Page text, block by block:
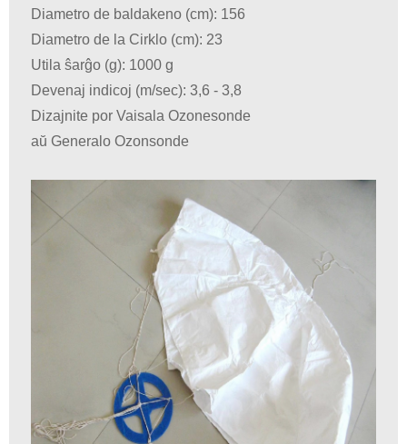
Diametro de baldakeno (cm): 156
Diametro de la Cirklo (cm): 23
Utila ŝarĝo (g): 1000 g
Devenaj indicoj (m/sec): 3,6 - 3,8
Dizajnite por Vaisala Ozonesonde
aŭ Generalo Ozonsonde